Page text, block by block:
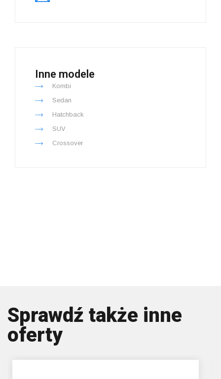
Inne modele
Kombi
Sedan
Hatchback
SUV
Crossover
Sprawdź także inne
oferty